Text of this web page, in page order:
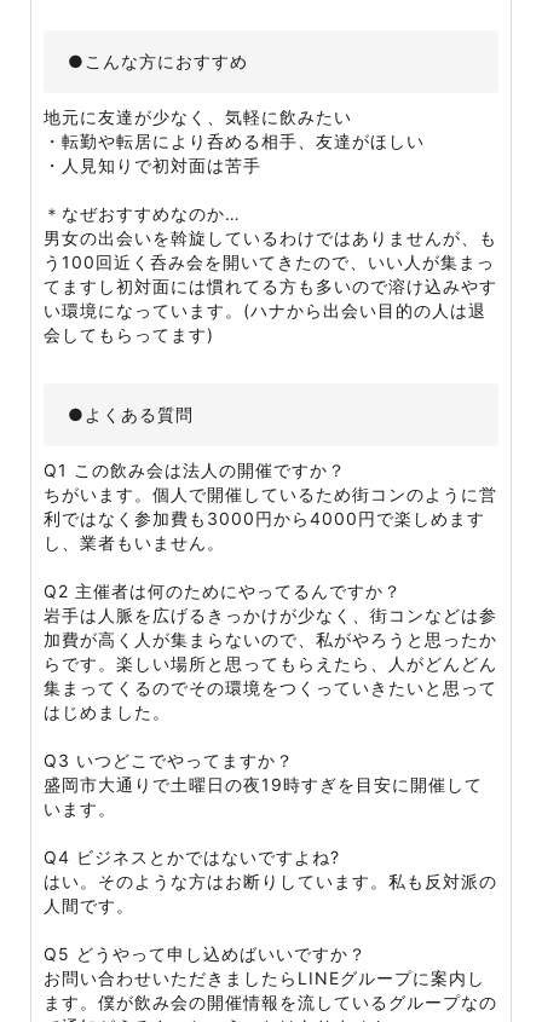
●こんな方におすすめ
地元に友達が少なく、気軽に飲みたい
・転勤や転居により呑める相手、友達がほしい
・人見知りで初対面は苦手
＊なぜおすすめなのか…
男女の出会いを斡旋しているわけではありませんが、も
う100回近く呑み会を開いてきたので、いい人が集まっ
てますし初対面には慣れてる方も多いので溶け込みやす
い環境になっています。(ハナから出会い目的の人は退
会してもらってます)
●よくある質問
Q1 この飲み会は法人の開催ですか？
ちがいます。個人で開催しているため街コンのように営
利ではなく参加費も3000円から4000円で楽しめます
し、業者もいません。
Q2 主催者は何のためにやってるんですか？
岩手は人脈を広げるきっかけが少なく、街コンなどは参
加費が高く人が集まらないので、私がやろうと思ったか
らです。楽しい場所と思ってもらえたら、人がどんどん
集まってくるのでその環境をつくっていきたいと思って
はじめました。
Q3 いつどこでやってますか？
盛岡市大通りで土曜日の夜19時すぎを目安に開催して
います。
Q4 ビジネスとかではないですよね?
はい。そのような方はお断りしています。私も反対派の
人間です。
Q5 どうやって申し込めばいいですか？
お問い合わせいただきましたらLINEグループに案内し
ます。僕が飲み会の開催情報を流しているグループなの